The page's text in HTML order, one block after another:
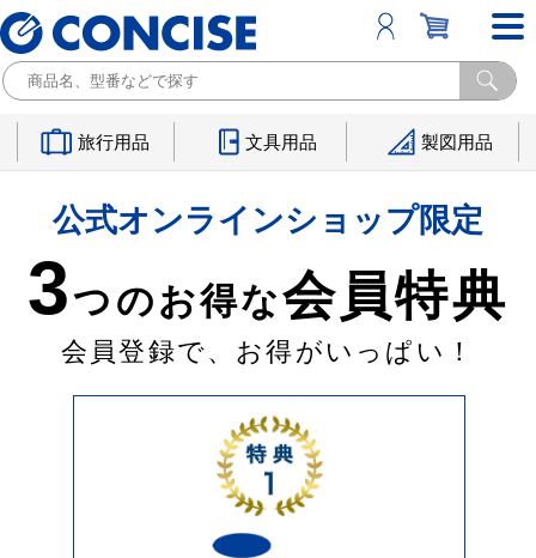
旅行用品 文具用品 製図用品
公式オンラインショップ限定
3つのお得な会員特典
会員登録で、お得がいっぱい！